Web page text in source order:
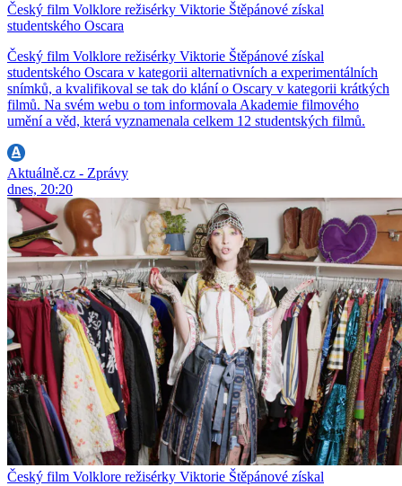
Český film Volklore režisérky Viktorie Štěpánové získal
studentského Oscara
Český film Volklore režisérky Viktorie Štěpánové získal
studentského Oscara v kategorii alternativních a experimentálních
snímků, a kvalifikoval se tak do klání o Oscary v kategorii krátkých
filmů. Na svém webu o tom informovala Akademie filmového
umění a věd, která vyznamenala celkem 12 studentských filmů.
Aktuálně.cz - Zprávy
dnes, 20:20
Český film Volklore režisérky Viktorie Štěpánové získal